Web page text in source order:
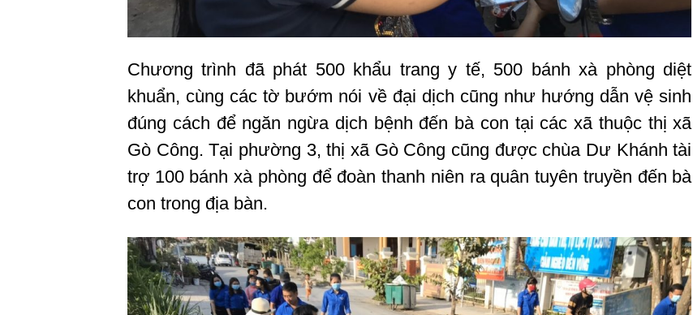
Chương trình đã phát 500 khẩu trang y tế, 500 bánh xà phòng diệt
khuẩn, cùng các tờ bướm nói về đại dịch cũng như hướng dẫn vệ sinh
đúng cách để ngăn ngừa dịch bệnh đến bà con tại các xã thuộc thị xã
Gò Công. Tại phường 3, thị xã Gò Công cũng được chùa Dư Khánh tài
trợ 100 bánh xà phòng để đoàn thanh niên ra quân tuyên truyền đến bà
con trong địa bàn.